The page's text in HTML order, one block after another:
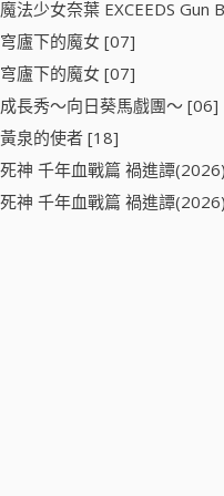
魔法少女奈葉 EXCEEDS Gun
穹廬下的魔女 [07]
穹廬下的魔女 [07]
成長秀～向日葵馬戲團～ [06]
黃泉的使者 [18]
死神 千年血戰篇 禍進譚
死神 千年血戰篇 禍進譚